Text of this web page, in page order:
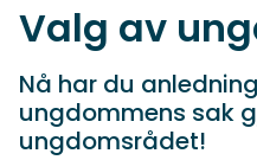
Valg av
Nå har du
ungdommens sak
ungdomsrådet!